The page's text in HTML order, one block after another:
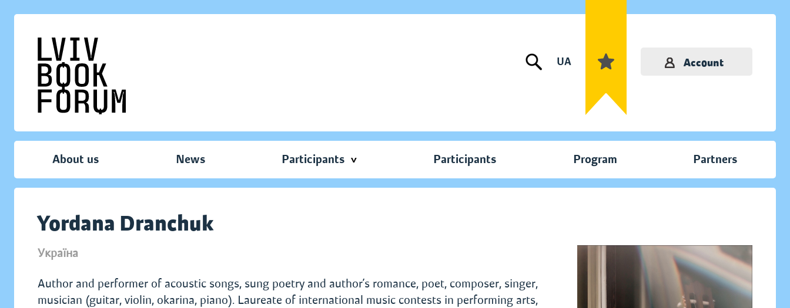
UA Account
About us News Participants Participants Program Partners
Yordana Dranchuk
Україна
Author and performer of acoustic songs, sung poetry and author’s romance, poet, composer, singer,
musician (guitar, violin, okarina, piano). Laureate of international music contests in performing arts,